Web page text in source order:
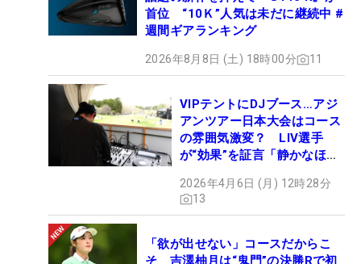
首位 “10Ｋ”人気は未だに継続中 #
週間ギアランキング
2026年8月8日 (土) 18時00分 11
VIPテントにDJブース…アジ
アンツアー日本大会はコース
の雰囲気激変？ LIV選手
が“効果”を証言「静かなほう
2026年4月6日 (月) 12時28分
13
「欲が出せない」コースだからこ
そ 吉澤柚月は“鬼門”の決勝Rで初